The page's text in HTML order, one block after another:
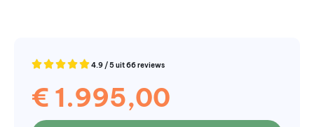
4.9 / 5 uit 66 reviews
€ 1.995,00